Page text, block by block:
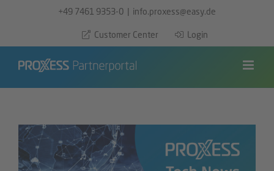
+49 7461 9353-0 | info.proxess@easy.de
Customer Center
Login